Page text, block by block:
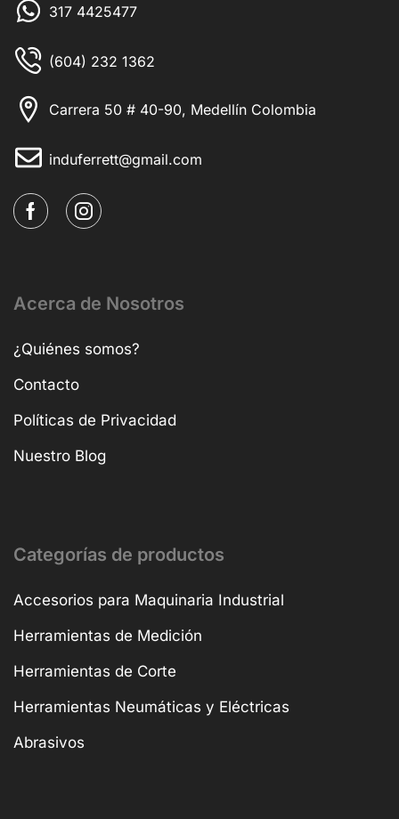
317 4425477
(604) 232 1362
Carrera 50 # 40-90, Medellín Colombia
induferrett@gmail.com
Acerca de Nosotros
¿Quiénes somos?
Contacto
Políticas de Privacidad
Nuestro Blog
Categorías de productos
Accesorios para Maquinaria Industrial
Herramientas de Medición
Herramientas de Corte
Herramientas Neumáticas y Eléctricas
Abrasivos